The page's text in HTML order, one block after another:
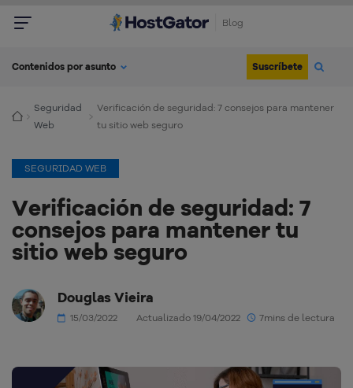
Blog
Contenidos por asunto Suscríbete
Seguridad
Web
Verificación de seguridad: 7 consejos para mantener
tu sitio web seguro
SEGURIDAD WEB
Verificación de seguridad: 7
consejos para mantener tu
sitio web seguro
Douglas Vieira
15/03/2022 Actualizado 19/04/2022 7mins de lectura